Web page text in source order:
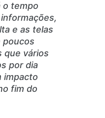
o tempo
e as telas
poucos
que vários
por dia
impacto
fim do